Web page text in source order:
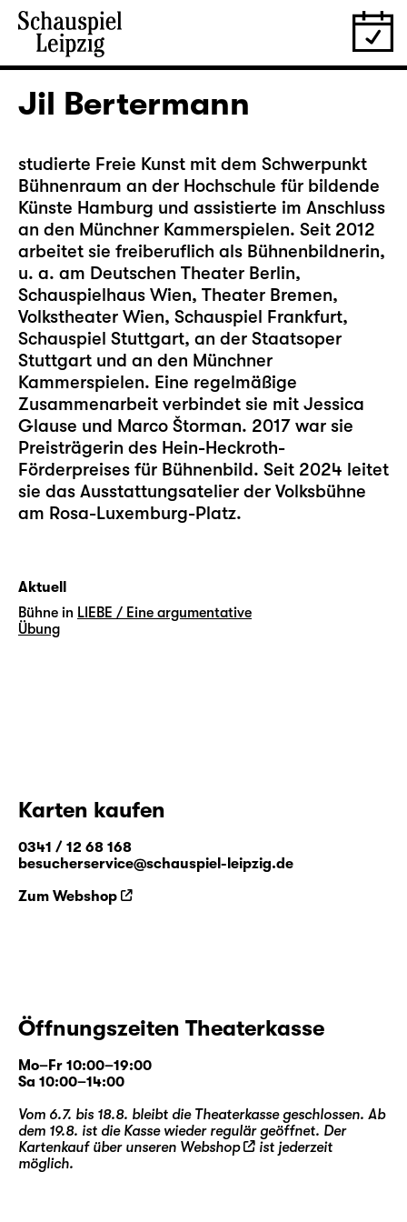
Jil Bertermann
studierte Freie Kunst mit dem Schwerpunkt
Bühnenraum an der Hochschule für bildende
Künste Hamburg und assistierte im Anschluss
an den Münchner Kammerspielen. Seit 2012
arbeitet sie freiberuflich als Bühnenbildnerin,
u. a. am Deutschen Theater Berlin,
Schauspielhaus Wien, Theater Bremen,
Volkstheater Wien, Schauspiel Frankfurt,
Schauspiel Stuttgart, an der Staatsoper
Stuttgart und an den Münchner
Kammerspielen. Eine regel­mäßige
Zusammenarbeit verbindet sie mit Jessica
Glause und Marco Štorman. 2017 war sie
Preisträgerin des Hein-Heckroth-
Förderpreises für Bühnenbild. Seit 2024 leitet
sie das Ausstattungsatelier der Volksbühne
am Rosa-Luxemburg-Platz.
Aktuell
Bühne in LIEBE / Eine argumentative
Übung
Karten kaufen
0341 / 12 68 168
besucherservice@schauspiel-leipzig.de
Zum Webshop
Öffnungszeiten Theaterkasse
Mo–Fr 10:00–19:00
Sa 10:00–14:00
Vom 6.7. bis 18.8. bleibt die Theaterkasse geschlossen. Ab
dem 19.8. ist die Kasse wieder regulär geöffnet. Der
Kartenkauf über unseren Webshop
ist jederzeit
möglich.